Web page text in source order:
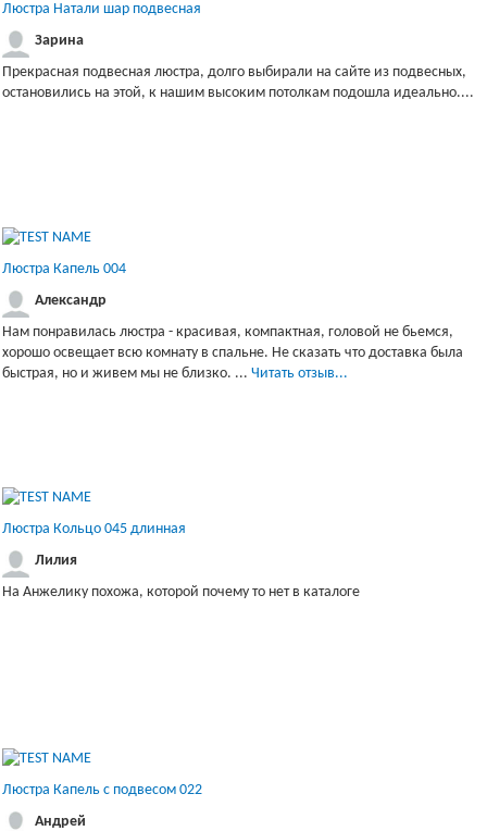
Люстра Натали шар подвесная
Зарина
Прекрасная подвесная люстра, долго выбирали на сайте из подвесных,
остановились на этой, к нашим высоким потолкам подошла идеально....
Люстра Капель 004
Александр
Нам понравилась люстра - красивая, компактная, головой не бьемся,
хорошо освещает всю комнату в спальне. Не сказать что доставка была
быстрая, но и живем мы не близко. ... Читать отзыв...
Люстра Кольцо 045 длинная
Лилия
На Анжелику похожа, которой почему то нет в каталоге
Люстра Капель с подвесом 022
Андрей